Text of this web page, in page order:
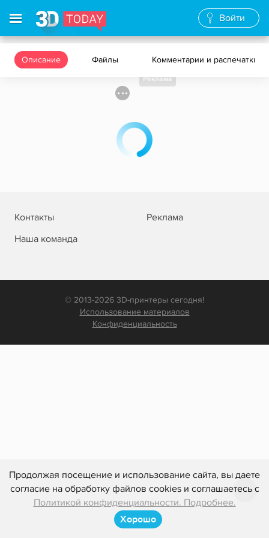
Продолжая посещение и использование сайта, вы даете
согласие на обработку файлов cookies и соглашаетесь с
Политикой конфиденциальности. Подробнее.
Хорошо
Войти
Описание Файлы Комментарии и распечатки
Реклама
Контакты
Реклама
Наша команда
© 2013-2026 3D-принтеры сегодня!
Использование материалов
Конфиденциальность